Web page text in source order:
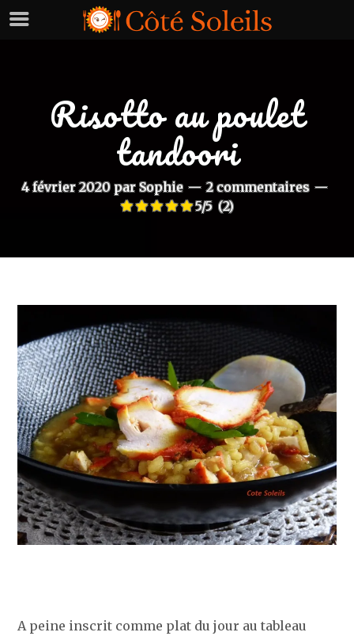
Risotto au poulet
tandoori
4 février 2020 par Sophie
2 commentaires
5/5 (2)
A peine inscrit comme plat du jour au tableau